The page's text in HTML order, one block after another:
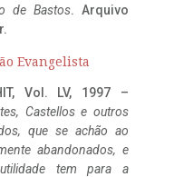
de Bastos. Arquivo
Evangelista
Vol. LV, 1997 –
Castellos e outros
que se achão ao
abandonados, e
tem para a